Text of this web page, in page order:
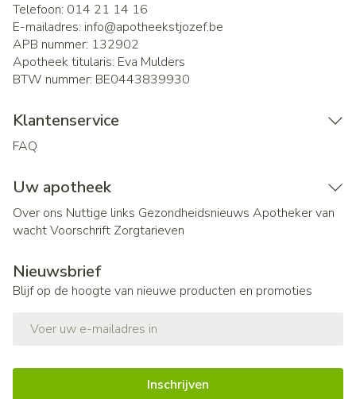
Telefoon: 014 21 14 16
E-mailadres: info@apotheekstjozef.be
APB nummer: 132902
Apotheek titularis: Eva Mulders
BTW nummer: BE0443839930
Klantenservice
FAQ
Uw apotheek
Over ons Nuttige links Gezondheidsnieuws Apotheker van
wachtVoorschrift Zorgtarieven
Nieuwsbrief
Blijf op de hoogte van nieuwe producten en promoties
Inschrijven